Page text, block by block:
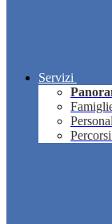
Servizi